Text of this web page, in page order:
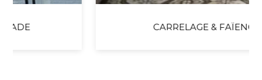
CARRELAGE & FAÏENCE